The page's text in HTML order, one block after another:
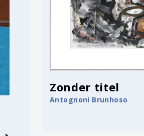
Zonder titel
Antognoni Brunhoso